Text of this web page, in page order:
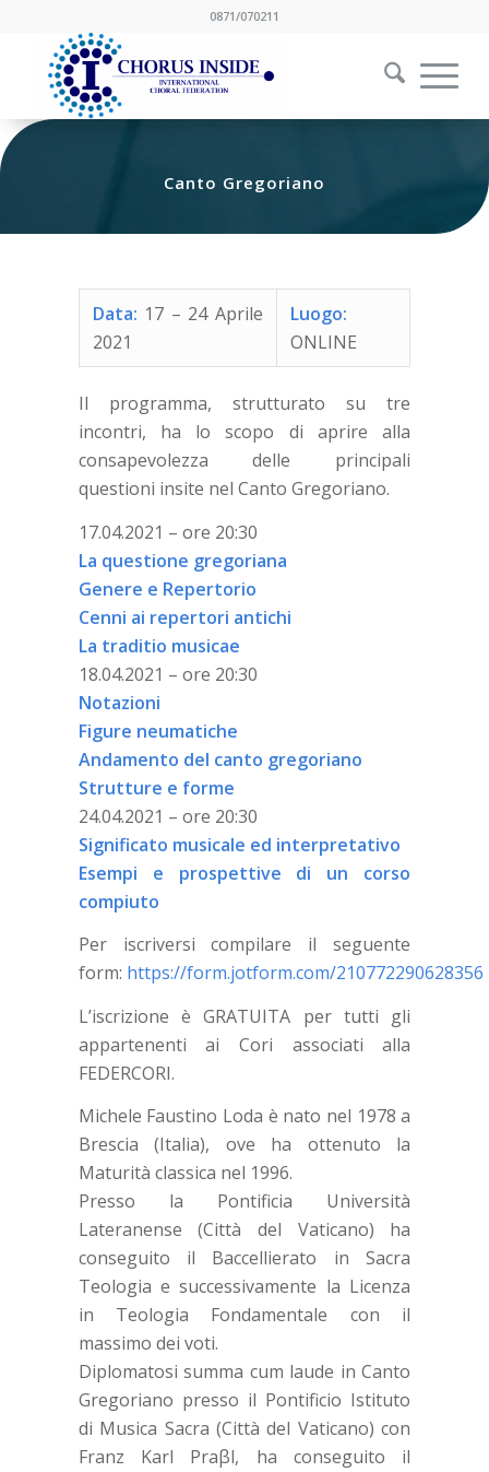
0871/070211
Canto Gregoriano
Data: 17 – 24 Aprile
2021
Luogo:
ONLINE
Il programma, strutturato su tre
incontri, ha lo scopo di aprire alla
consapevolezza delle principali
questioni insite nel Canto Gregoriano.
17.04.2021 – ore 20:30
La questione gregoriana
Genere e Repertorio
Cenni ai repertori antichi
La traditio musicae
18.04.2021 – ore 20:30
Notazioni
Figure neumatiche
Andamento del canto gregoriano
Strutture e forme
24.04.2021 – ore 20:30
Significato musicale ed interpretativo
Esempi e prospettive di un corso
compiuto
Per iscriversi compilare il seguente
form: https://form.jotform.com/210772290628356
L’iscrizione è GRATUITA per tutti gli
appartenenti ai Cori associati alla
FEDERCORI.
Michele Faustino Loda è nato nel 1978 a
Brescia (Italia), ove ha ottenuto la
Maturità classica nel 1996.
Presso la Pontificia Università
Lateranense (Città del Vaticano) ha
conseguito il Baccellierato in Sacra
Teologia e successivamente la Licenza
in Teologia Fondamentale con il
massimo dei voti.
Diplomatosi summa cum laude in Canto
Gregoriano presso il Pontificio Istituto
di Musica Sacra (Città del Vaticano) con
Franz Karl Praβl, ha conseguito il